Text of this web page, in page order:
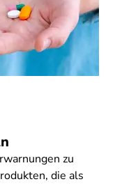
zu
die als